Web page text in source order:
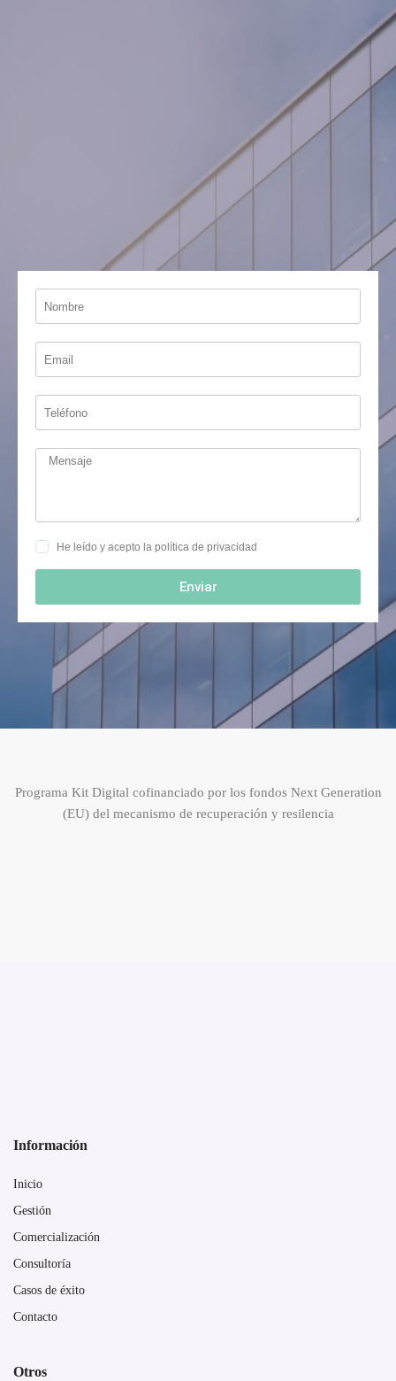
He leído y acepto lapolítica de privacidad
Enviar
Programa Kit Digital cofinanciado por los fondos Next Generation
(EU) del mecanismo de recuperación y resilencia
Información
Inicio
Gestión
Comercialización
Consultoría
Casos de éxito
Contacto
Otros